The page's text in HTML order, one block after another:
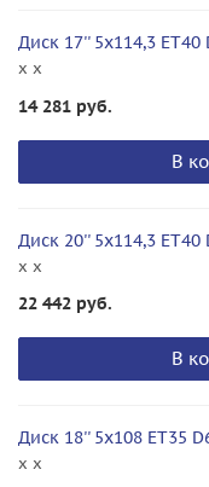
Диск 17'' 5x114,3 ET40
x x
14 281 руб.
В
Диск 20'' 5x114,3 ET40
x x
22 442 руб.
В
Диск 18'' 5x108 ET35
x x